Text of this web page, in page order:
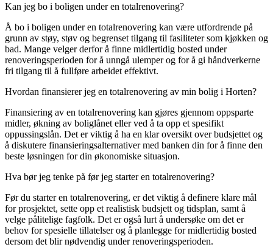
Kan jeg bo i boligen under en totalrenovering?
Å bo i boligen under en totalrenovering kan være utfordrende på
grunn av støy, støv og begrenset tilgang til fasiliteter som kjøkken og
bad. Mange velger derfor å finne midlertidig bosted under
renoveringsperioden for å unngå ulemper og for å gi håndverkerne
fri tilgang til å fullføre arbeidet effektivt.
Hvordan finansierer jeg en totalrenovering av min bolig i Horten?
Finansiering av en totalrenovering kan gjøres gjennom oppsparte
midler, økning av boliglånet eller ved å ta opp et spesifikt
oppussingslån. Det er viktig å ha en klar oversikt over budsjettet og
å diskutere finansieringsalternativer med banken din for å finne den
beste løsningen for din økonomiske situasjon.
Hva bør jeg tenke på før jeg starter en totalrenovering?
Før du starter en totalrenovering, er det viktig å definere klare mål
for prosjektet, sette opp et realistisk budsjett og tidsplan, samt å
velge pålitelige fagfolk. Det er også lurt å undersøke om det er
behov for spesielle tillatelser og å planlegge for midlertidig bosted
dersom det blir nødvendig under renoveringsperioden.